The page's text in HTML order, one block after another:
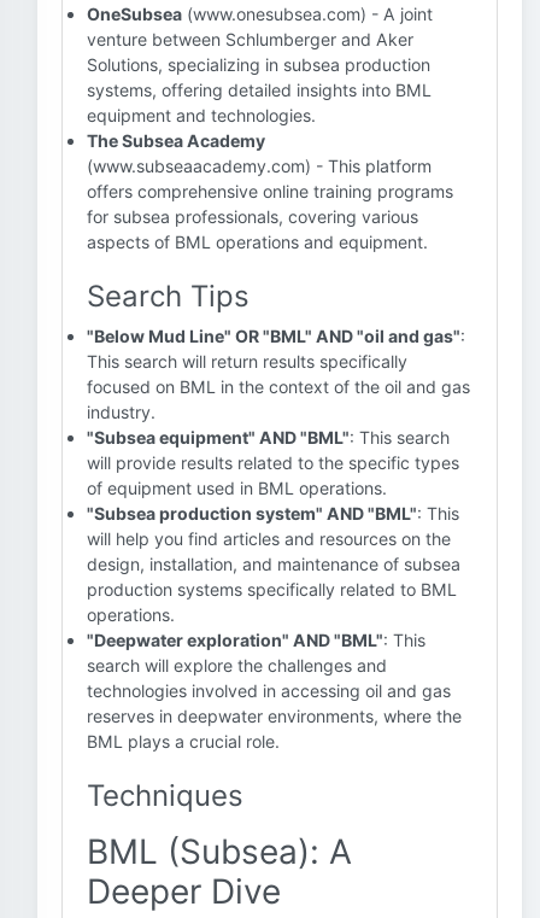
OneSubsea (www.onesubsea.com) - A joint
venture between Schlumberger and Aker
Solutions, specializing in subsea production
systems, offering detailed insights into BML
equipment and technologies.
The Subsea Academy
(www.subseaacademy.com) - This platform
offers comprehensive online training programs
for subsea professionals, covering various
aspects of BML operations and equipment.
Search Tips
"Below Mud Line" OR "BML" AND "oil and gas":
This search will return results specifically
focused on BML in the context of the oil and gas
industry.
"Subsea equipment" AND "BML": This search
will provide results related to the specific types
of equipment used in BML operations.
"Subsea production system" AND "BML": This
will help you find articles and resources on the
design, installation, and maintenance of subsea
production systems specifically related to BML
operations.
"Deepwater exploration" AND "BML": This
search will explore the challenges and
technologies involved in accessing oil and gas
reserves in deepwater environments, where the
BML plays a crucial role.
Techniques
BML (Subsea): A
Deeper Dive